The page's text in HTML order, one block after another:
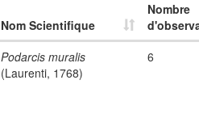
Nom Scientifique
Nombre
Podarcis muralis
(Laurenti, 1768)
6